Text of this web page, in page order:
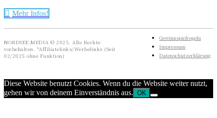
Mehr Infos!
NORDSEE.MEDIA © 2025. Alle Rechte
vorbehalten. *Affiliatelinks/Werbelinks (Seit
02/2025 ohne Funktion)
Gewinnspielregeln
Impressum
Datenschutzerklärung
Diese Website benutzt Cookies. Wenn du die Website weiter nutzt,
gehen wir von deinem Einverständnis aus. OK